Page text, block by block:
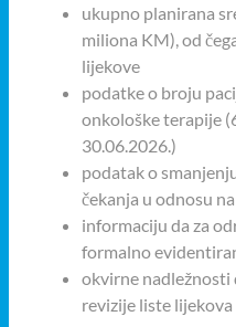
ukupno planirana
miliona KM), od
lijekove
podatke o broju
onkološke terapije
30.06.2026.)
podatak o
čekanja u odnosu
informaciju da za
formalno
okvirne nadležnosti
revizije liste